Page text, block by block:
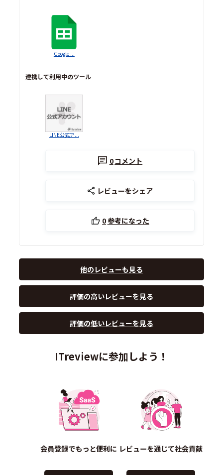
Google ...
連携して利用中のツール
LINE公式ア...
0コメント
レビューをシェア
0参考になった
他のレビューも見る
評価の高いレビューを見る
評価の低いレビューを見る
ITreviewに参加しよう！
会員登録でもっと便利に レビューを通じて社会貢献